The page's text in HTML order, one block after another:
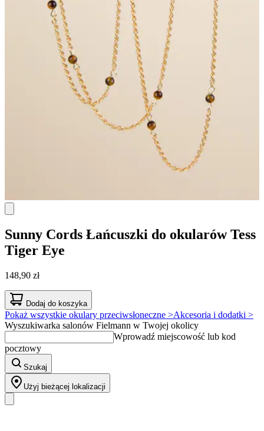
Sunny Cords Łańcuszki do okularów Tess
Tiger Eye
148,90 zł
Dodaj do koszyka
Pokaż wszystkie okulary przeciwsłoneczne >Akcesoria i dodatki >
Wyszukiwarka salonów Fielmann w Twojej okolicy
Wprowadź miejscowość lub kod
pocztowy
Szukaj
Użyj bieżącej lokalizacji